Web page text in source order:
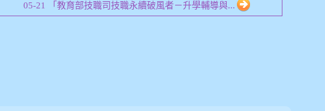
05-21 「教育部技職司技職永續破風者－升學輔導與...